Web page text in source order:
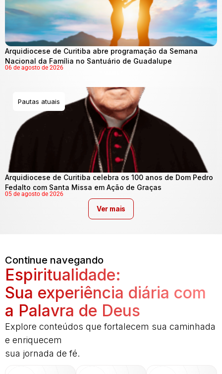
Arquidiocese de Curitiba abre programação da Semana
Nacional da Família no Santuário de Guadalupe
06 de agosto de 2026
Pautas atuais
Arquidiocese de Curitiba celebra os 100 anos de Dom Pedro
Fedalto com Santa Missa em Ação de Graças
05 de agosto de 2026
Ver mais
Continue navegando
Espiritualidade:
Sua experiência diária com
a Palavra de Deus
Explore conteúdos que fortalecem sua caminhada
e enriquecem
sua jornada de fé.